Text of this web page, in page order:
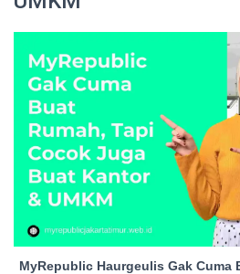
MyRepublic Haurgeulis Gak Cuma